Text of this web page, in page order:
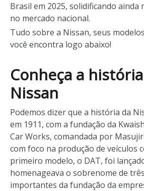
Brasil em 2025, solidificando ainda
no mercado nacional.
Tudo sobre a Nissan, seus
você encontra logo abaixo!
Conheça a
Nissan
Podemos dizer que a história da
em 1911, com a fundação da
Car Works, comandada por
com foco na produção de veículos
primeiro modelo, o DAT, foi
homenageava o sobrenome de
importantes da fundação da